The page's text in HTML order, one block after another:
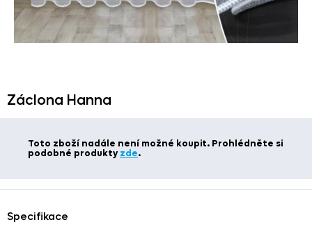
Záclona Hanna
Toto zboží nadále není možné koupit. Prohlédněte si
podobné produktyzde.
Specifikace